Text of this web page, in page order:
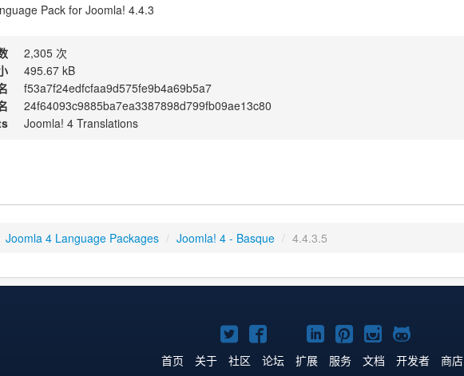
Pack for Joomla! 4.4.3
2,305 次
495.67 kB
f53a7f24edfcfaa9d575fe9b4a69b5a7
24f64093c9885ba7ea3387898d799fb09ae13c80
Joomla! 4 Translations
Joomla 4 Language Packages / Joomla! 4 - Basque / 4.4.3.5
Twitter
主
Facebook
主
YouTube
主
LinkedIn
主
Pinterest
主
Instagram
主
GitHub
主
首页 关于 社区 论坛 扩展 服务 文档 开发者 商店